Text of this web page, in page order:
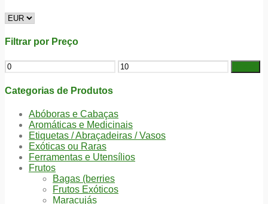
Filtrar por Preço
Categorias de Produtos
Abóboras e Cabaças
Aromáticas e Medicinais
Etiquetas / Abraçadeiras / Vasos
Exóticas ou Raras
Ferramentas e Utensílios
Frutos
Bagas (berries
Frutos Exóticos
Maracujás